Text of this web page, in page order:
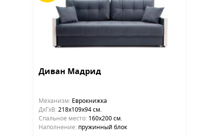
Диван Мадрид
Механизм: Еврокнижка
ДхГхВ: 218х109x94 см.
Cпальное место: 160х200 см.
Наполнение: пружинный блок